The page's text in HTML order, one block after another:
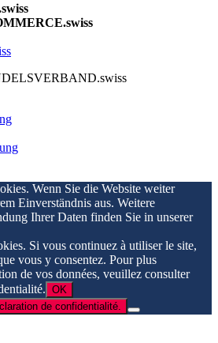
Wenn Sie die Website weiter
Einverständnis aus. Weitere
Ihrer Daten finden Sie in unserer
Si vous continuez à utiliser le site,
vous y consentez. Pour plus
de vos données, veuillez consulter
OK
de confidentialité.